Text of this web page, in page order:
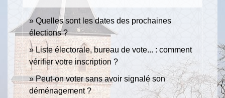
Quelles sont les dates des prochaines
élections ?
Liste électorale, bureau de vote... : comment
vérifier votre inscription ?
Peut-on voter sans avoir signalé son
déménagement ?